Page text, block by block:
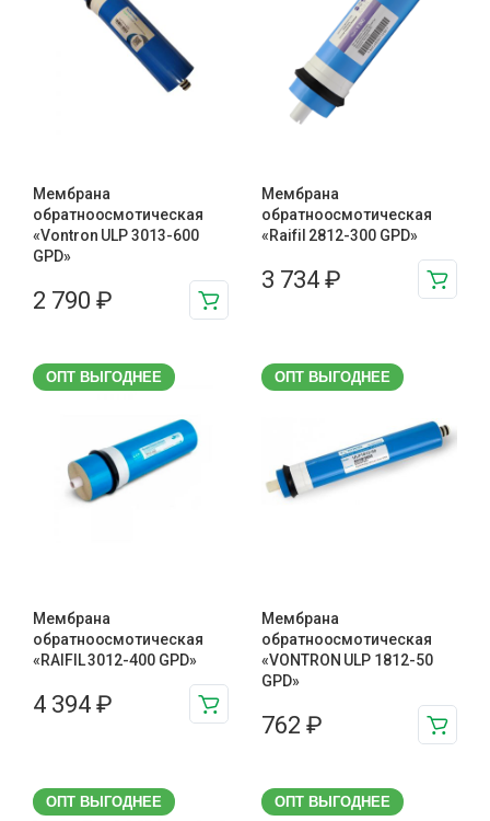
Мембрана
обратноосмотическая
«Vontron ULP 3013-600
GPD»
2 790 ₽
Мембрана
обратноосмотическая
«Raifil 2812-300 GPD»
3 734 ₽
ОПТ ВЫГОДНЕЕ
Мембрана
обратноосмотическая
«RAIFIL 3012-400 GPD»
4 394 ₽
ОПТ ВЫГОДНЕЕ
Мембрана
обратноосмотическая
«VONTRON ULP 1812-50
GPD»
762 ₽
ОПТ ВЫГОДНЕЕ ОПТ ВЫГОДНЕЕ